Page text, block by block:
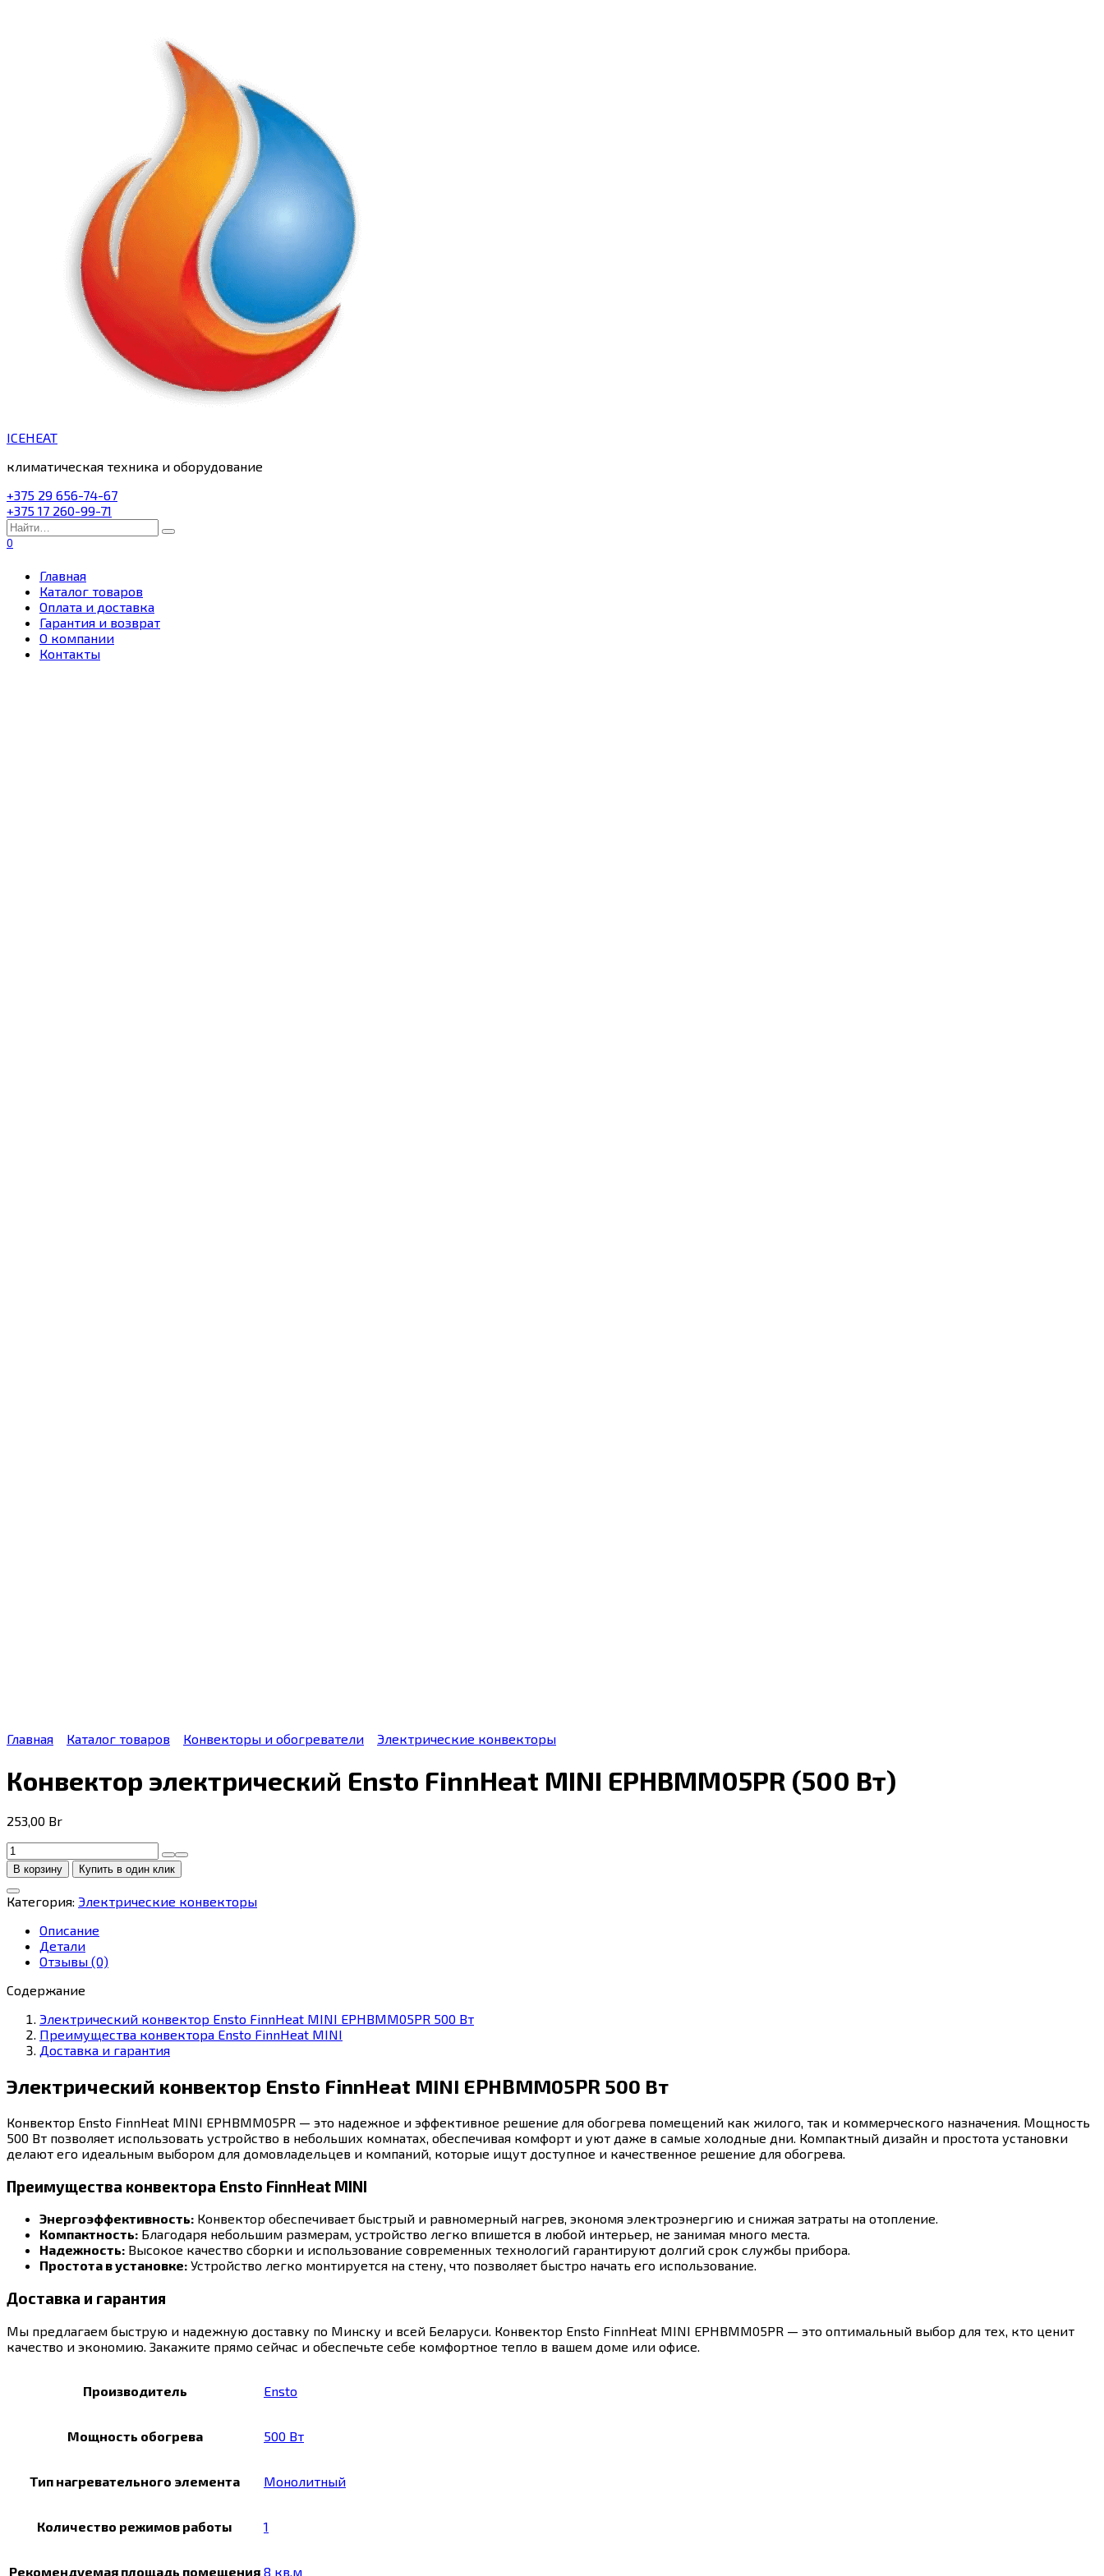
ICEHEAT
климатическая техника и оборудование
+375 29 656-74-67
+375 17 260-99-71
Search
for:
0
Главная
Каталог товаров
Оплата и доставка
Гарантия и возврат
О компании
Контакты
Главная Каталог товаров Конвекторы и обогреватели Электрические конвекторы
Конвектор электрический Ensto FinnHeat MINI EPHBMM05PR (500 Вт)
253,00 Br
Количество
товара
Конвектор
электрический
Ensto
FinnHeat
MINI
EPHBMM05PR
Вт)
В корзину Купить в один клик
Категория: Электрические конвекторы
Описание
Детали
Отзывы (0)
Содержание
Электрический конвектор Ensto FinnHeat MINI EPHBMM05PR 500 Вт
Преимущества конвектора Ensto FinnHeat MINI
Доставка и гарантия
Электрический конвектор Ensto FinnHeat MINI EPHBMM05PR 500 Вт
Конвектор Ensto FinnHeat MINI EPHBMM05PR — это надежное и эффективное решение для обогрева помещений как жилого, так и коммерческого назначения. Мощность
500 Вт позволяет использовать устройство в небольших комнатах, обеспечивая комфорт и уют даже в самые холодные дни. Компактный дизайн и простота установки
делают его идеальным выбором для домовладельцев и компаний, которые ищут доступное и качественное решение для обогрева.
Преимущества конвектора Ensto FinnHeat MINI
Энергоэффективность: Конвектор обеспечивает быстрый и равномерный нагрев, экономя электроэнергию и снижая затраты на отопление.
Компактность: Благодаря небольшим размерам, устройство легко впишется в любой интерьер, не занимая много места.
Надежность: Высокое качество сборки и использование современных технологий гарантируют долгий срок службы прибора.
Простота в установке: Устройство легко монтируется на стену, что позволяет быстро начать его использование.
Доставка и гарантия
Мы предлагаем быструю и надежную доставку по Минску и всей Беларуси. Конвектор Ensto FinnHeat MINI EPHBMM05PR — это оптимальный выбор для тех, кто ценит
качество и экономию. Закажите прямо сейчас и обеспечьте себе комфортное тепло в вашем доме или офисе.
Производитель Ensto
Мощность обогрева 500 Вт
Тип нагревательного элемента Монолитный
Количество режимов работы 1
Рекомендуемая площадь помещения 8 кв.м